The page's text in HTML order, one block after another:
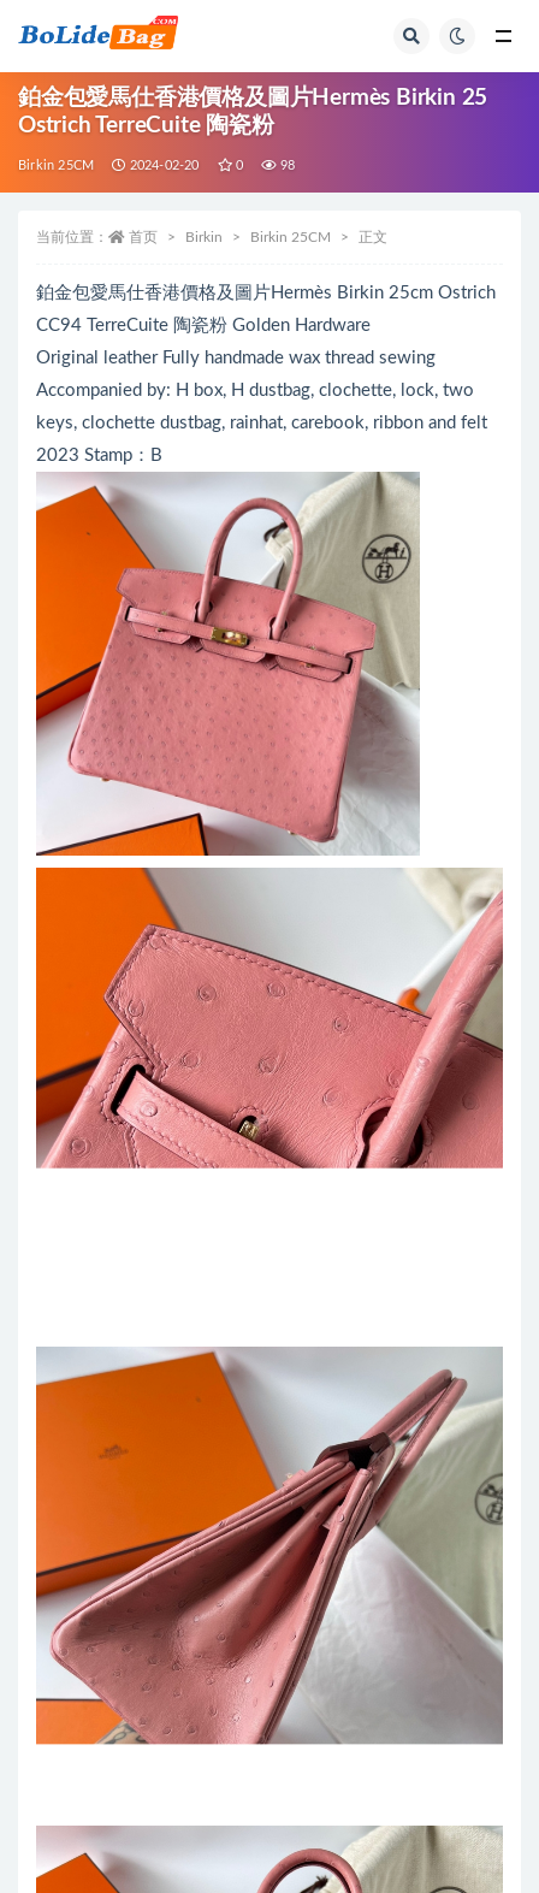
鉑金包愛馬仕香港價格及圖片Hermès Birkin 25
Ostrich TerreCuite 陶瓷粉
Birkin 25CM 2024-02-20 0 98
当前位置： 首页 Birkin Birkin 25CM 正文
鉑金包愛馬仕香港價格及圖片Hermès Birkin 25cm Ostrich
CC94 TerreCuite 陶瓷粉 Golden Hardware
Original leather Fully handmade wax thread sewing
Accompanied by: H box, H dustbag, clochette, lock, two
keys, clochette dustbag, rainhat, carebook, ribbon and felt
2023 Stamp：B